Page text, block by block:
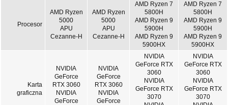
Procesor
AMD Ryzen
5000
APU
Cezanne-H
AMD Ryzen
5000
APU
Cezanne-H
AMD Ryzen 7
5800H
AMD Ryzen 9
5900H
AMD Ryzen 9
5900HX
AMD Ryzen 7
5800H
AMD Ryzen 9
5900H
AMD Ryzen 9
5900HX
Karta
graficzna
NVIDIA
GeForce
RTX 3060
NVIDIA
GeForce
NVIDIA
GeForce
RTX 3060
NVIDIA
GeForce
NVIDIA
GeForce RTX
3060
NVIDIA
GeForce RTX
3070
NVIDIA
GeForce RTX
3060
NVIDIA
GeForce RTX
3070